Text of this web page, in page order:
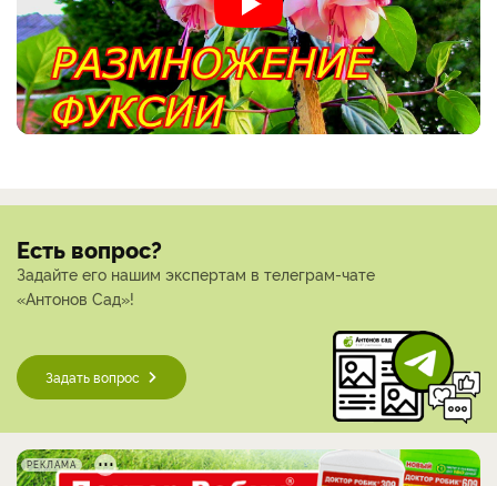
Есть вопрос?
Задайте его нашим экспертам в телеграм-чате
«Антонов Сад»!
Задать вопрос
РЕКЛАМА